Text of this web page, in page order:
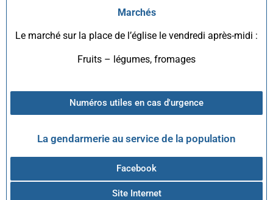
Marchés
Le marché sur la place de l’église le vendredi après-midi :
Fruits – légumes, fromages
Numéros utiles en cas d'urgence
La gendarmerie au service de la population
Facebook
Site Internet